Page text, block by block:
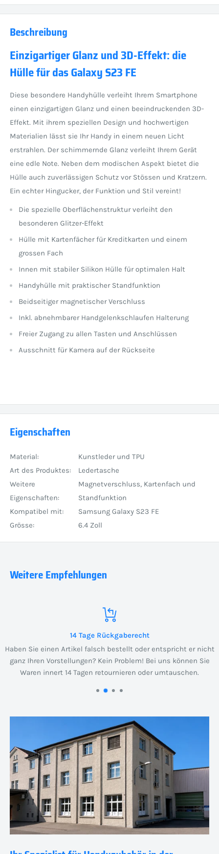
Beschreibung
Einzigartiger Glanz und 3D-Effekt: die
Hülle für das Galaxy S23 FE
Diese besondere Handyhülle verleiht Ihrem Smartphone
einen einzigartigen Glanz und einen beeindruckenden 3D-
Effekt. Mit ihrem speziellen Design und hochwertigen
Materialien lässt sie Ihr Handy in einem neuen Licht
erstrahlen. Der schimmernde Glanz verleiht Ihrem Gerät
eine edle Note. Neben dem modischen Aspekt bietet die
Hülle auch zuverlässigen Schutz vor Stössen und Kratzern.
Ein echter Hingucker, der Funktion und Stil vereint!
Die spezielle Oberflächenstruktur verleiht den
besonderen Glitzer-Effekt
Hülle mit Kartenfächer für Kreditkarten und einem
grossen Fach
Innen mit stabiler Silikon Hülle für optimalen Halt
Handyhülle mit praktischer Standfunktion
Beidseitiger magnetischer Verschluss
Inkl. abnehmbarer Handgelenkschlaufen Halterung
Freier Zugang zu allen Tasten und Anschlüssen
Ausschnitt für Kamera auf der Rückseite
Eigenschaften
Material:
Kunstleder und TPU
Art des Produktes:
Ledertasche
Weitere
Eigenschaften:
Magnetverschluss, Kartenfach und
Standfunktion
Kompatibel mit:
Samsung Galaxy S23 FE
Grösse:
6.4 Zoll
Weitere Empfehlungen
14 Tage Rückgaberecht
Haben Sie einen Artikel falsch bestellt oder entspricht er nicht
ganz Ihren Vorstellungen? Kein Problem! Bei uns können Sie
Waren innert 14 Tagen retournieren oder umtauschen.